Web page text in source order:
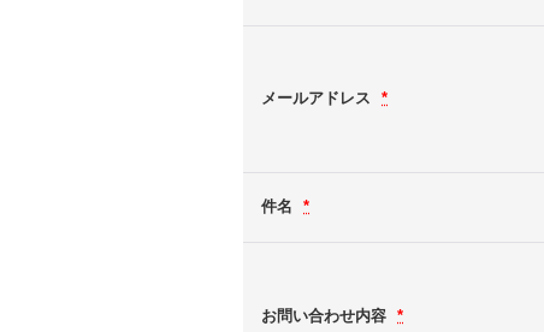
メールアドレス *
件名 *
お問い合わせ内容 *